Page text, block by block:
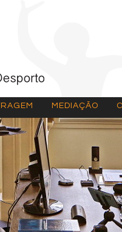
MEDIAÇÃO